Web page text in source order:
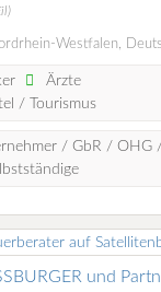
Westfalen,
Ärzte
/ Tourismus
/ GbR / OHG
und